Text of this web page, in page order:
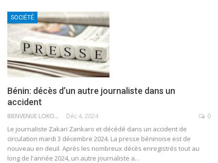
SOCIÉTÉ
‎Bénin: décès d’un autre journaliste dans un
accident
BIENVENUE LOKOSSOU Déc 4, 2024 0
‎Le journaliste Zakari Zankaro et décédé dans un accident de
circulation mardi 3 décembre 2024. ‎La presse béninoise est de
nouveau en deuil. Après les nombreux décès enregistrés tout au
long de l'année 2024, un autre journaliste a…